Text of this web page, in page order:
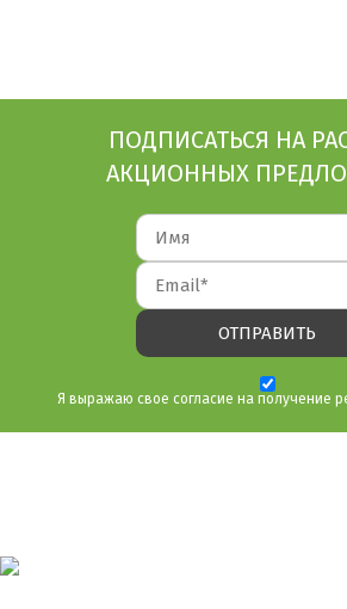
ПОДПИСАТЬСЯ НА
АКЦИОННЫХ
Я выражаю свое согласие на получение